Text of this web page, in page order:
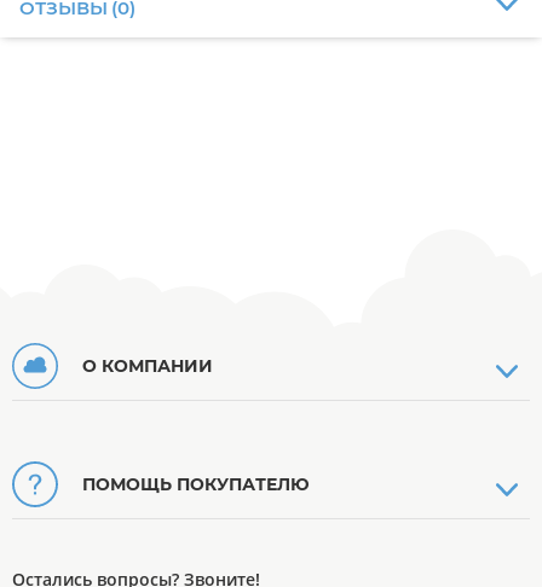
ОТЗЫВЫ (0)
О КОМПАНИИ
ПОМОЩЬ ПОКУПАТЕЛЮ
Остались вопросы? Звоните!